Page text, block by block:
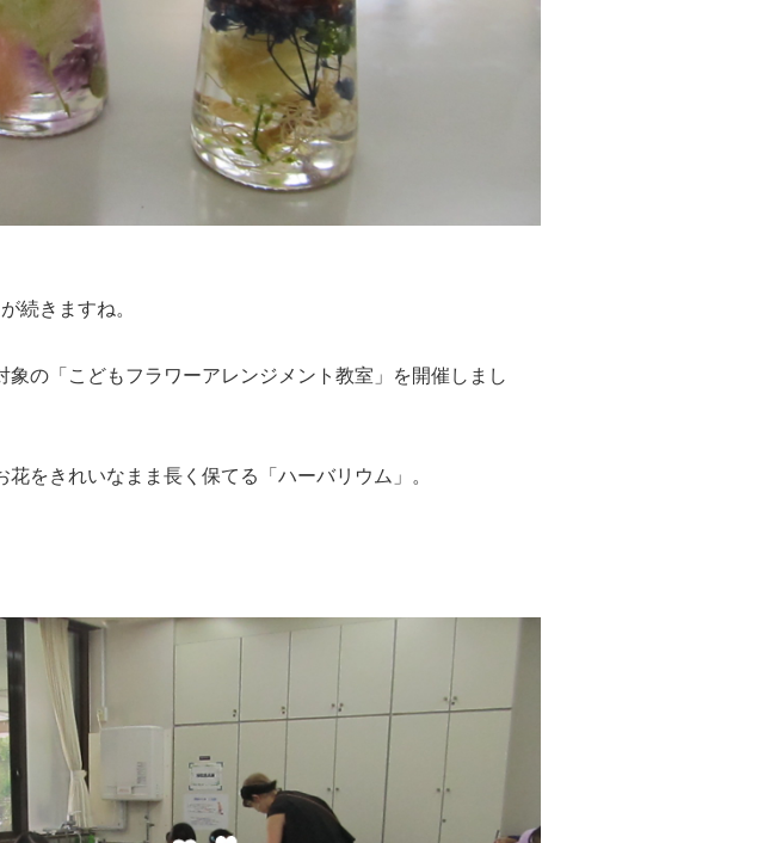
続きますね。
象の「こどもフラワーアレンジメント教室」を開催しまし
をきれいなまま長く保てる「ハーバリウム」。